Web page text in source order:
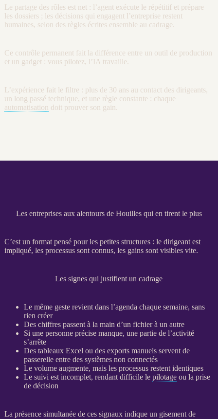
Le partage des rôles est net : l’agent exécute le répétitif et prépare
les dossiers ; les décisions qui engagent l’entreprise restent
humaines, selon des règles écrites ensemble au cadrage.
Ce contrôle permanent fait la différence entre un outil de production
et un gadget : vous pilotez, l’IA travaille.
L’expérience fait le filtre : plus de 30 ans au contact des dirigeants,
un long passé technique, et une règle constante : chaque
automatisation doit prouver son gain.
Les entreprises aux alentours de Houilles qui en tirent le plus
C’est un format pensé pour les petites structures : le dirigeant est
impliqué, les processussont connus, les gains sont visibles vite.
Les signes qui justifient un cadrage
Le même geste revient dans l’agenda chaque semaine, sans
rien créer
Des chiffres passent à la main d’un fichier à un autre
Si une personne précise manque, une partie de l’activité
s’arrête
Des tableaux Excel ou des exportsmanuels servent de
passerelle entre des systèmes non connectés
Le volume augmente, mais les processusrestent identiques
Le suivi est incomplet, rendant difficile le pilotageou la prise
de décision
La présence simultanée de ces signaux indique un gisement de